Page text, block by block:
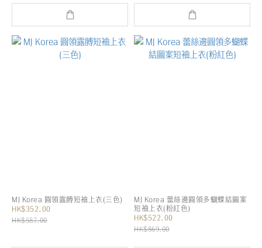
MJ Korea 圓領露膊短袖上衣(三色)
HK$352.00
HK$587.00
MJ Korea 蕾絲邊圓領多蝴蝶結圖案
短袖上衣(粉紅色)
HK$522.00
HK$869.00